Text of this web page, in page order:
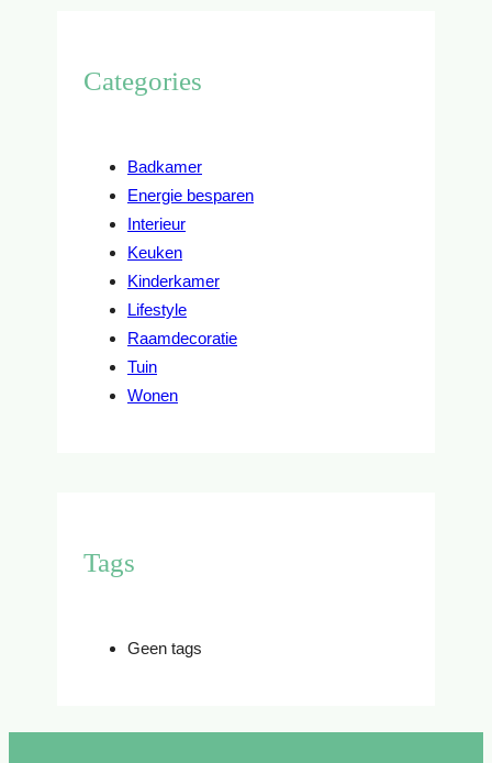
Categories
Badkamer
Energie besparen
Interieur
Keuken
Kinderkamer
Lifestyle
Raamdecoratie
Tuin
Wonen
Tags
Geen tags